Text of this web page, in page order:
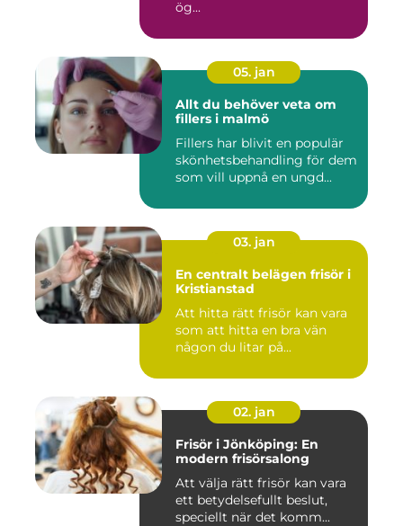
ög...
05. jan
Allt du behöver veta om
fillers i malmö
Fillers har blivit en populär
skönhetsbehandling för dem
som vill uppnå en ungd...
03. jan
En centralt belägen frisör i
Kristianstad
Att hitta rätt frisör kan vara
som att hitta en bra vän
någon du litar på...
02. jan
Frisör i Jönköping: En
modern frisörsalong
Att välja rätt frisör kan vara
ett betydelsefullt beslut,
speciellt när det komm...